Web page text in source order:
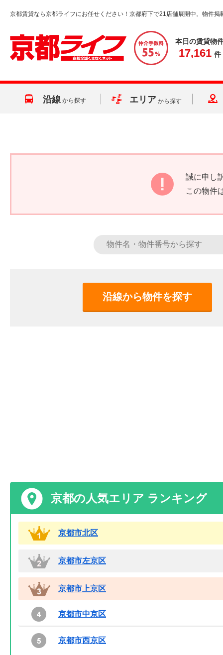
京都賃貸なら京都ライフにお任せください！京都府下で21店舗展開中。物件掲
本日の賃貸物
17,161 件
沿線 から探す エリア から探す
誠に申し
この物件
沿線から物件を探す
京都の人気エリア ランキング
京都市北区
京都市左京区
京都市上京区
京都市中京区
京都市西京区